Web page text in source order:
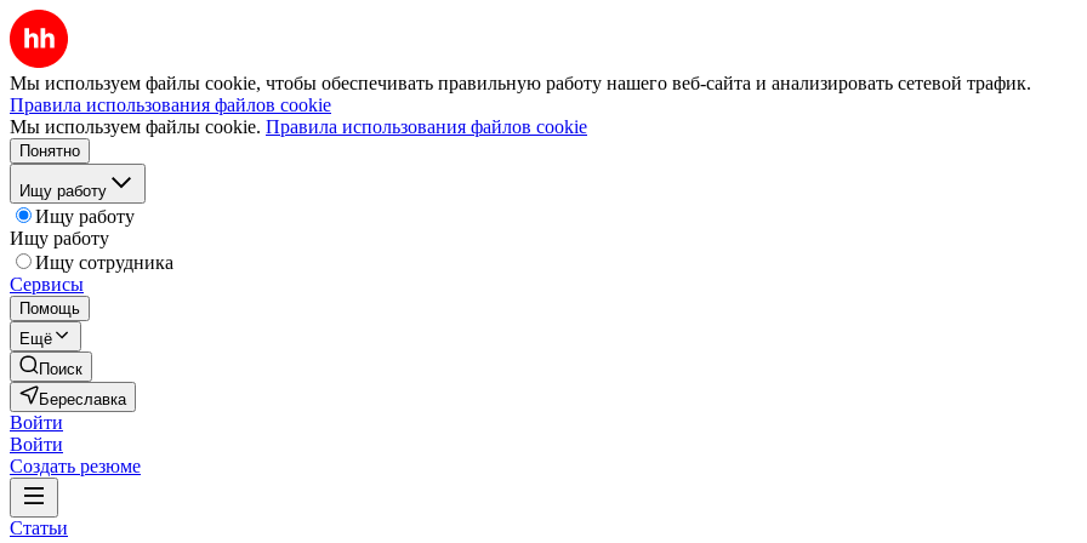
Мы используем файлы cookie, чтобы обеспечивать правильную работу нашего веб-сайта и анализировать сетевой трафик.
Правила использования файлов cookie
Мы используем файлы cookie. Правила использования файлов cookie
Понятно
Ищу работу
Ищу работу
Ищу работу
Ищу сотрудника
Сервисы
Помощь
Ещё
Поиск
Береславка
Войти
Войти
Создать резюме
Статьи